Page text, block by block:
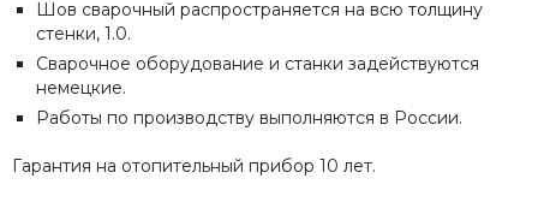
Шов сварочный распространяется на всю толщину
стенки, 1.0.
Сварочное оборудование и станки задействуются
немецкие.
Работы по производству выполняются в России.
Гарантия на отопительный прибор 10 лет.